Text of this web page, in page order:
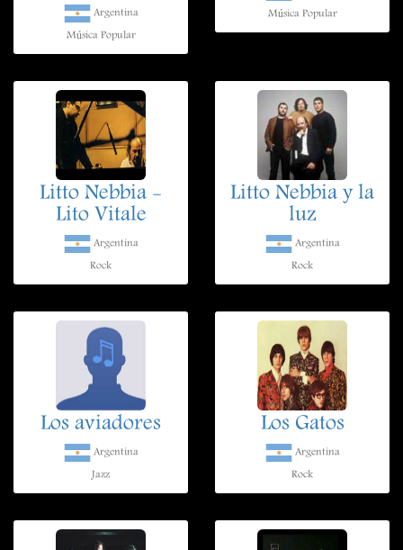
Argentina
Música Popular
Música Popular
Litto Nebbia -
Lito Vitale
Argentina
Rock
Litto Nebbia y la
luz
Argentina
Rock
Los aviadores
Argentina
Jazz
Los Gatos
Argentina
Rock